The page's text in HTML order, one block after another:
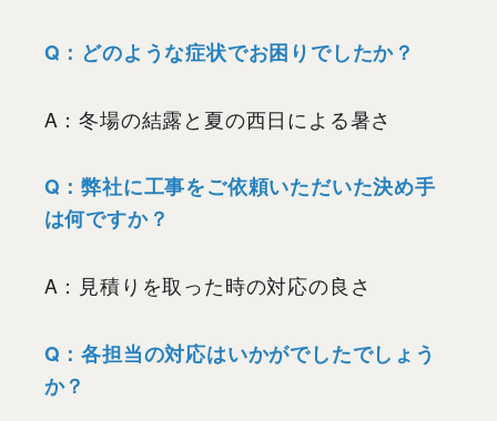
Q：どのような症状でお困りでしたか？
A：冬場の結露と夏の西日による暑さ
Q：弊社に工事をご依頼いただいた決め手
は何ですか？
A：見積りを取った時の対応の良さ
Q：各担当の対応はいかがでしたでしょう
か？